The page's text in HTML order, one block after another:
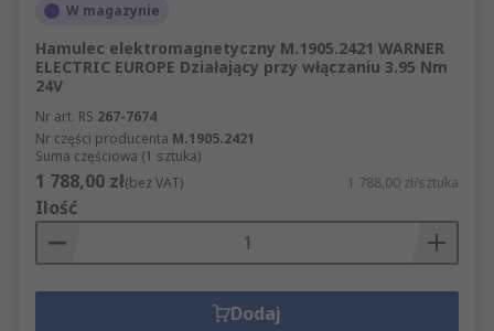
W magazynie
Hamulec elektromagnetyczny M.1905.2421 WARNER
ELECTRIC EUROPE Działający przy włączaniu 3.95 Nm
24V
Nr art. RS 267-7674
Nr części producenta M.1905.2421
Suma częściowa (1 sztuka)
1 788,00 zł(bez VAT) 1 788,00 zł/sztuka
Ilość
Dodaj